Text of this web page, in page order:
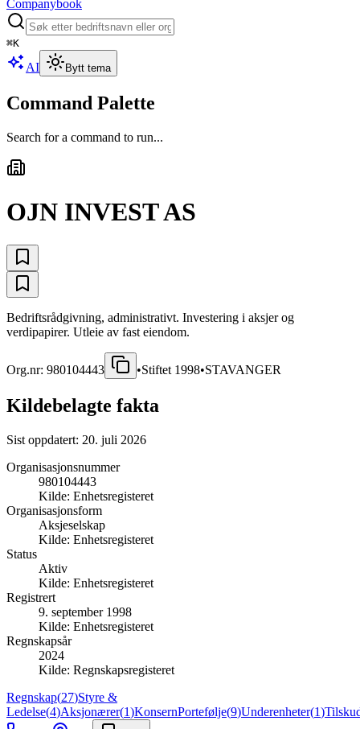
Companybook
⌘K
AI Bytt tema
Command Palette
Search for a command to run...
OJN INVEST AS
Bedriftsrådgivning, administrativt. Investering i aksjer og
verdipapirer. Utleie av fast eiendom.
Org.nr: 980104443 •Stiftet 1998•STAVANGER
Kildebelagte fakta
Sist oppdatert: 20. juli 2026
Organisasjonsnummer
980104443
Kilde: Enhetsregisteret
Organisasjonsform
Aksjeselskap
Kilde: Enhetsregisteret
Status
Aktiv
Kilde: Enhetsregisteret
Registrert
9. september 1998
Kilde: Enhetsregisteret
Regnskapsår
2024
Kilde: Regnskapsregisteret
Regnskap(27)Styre &
Ledelse(4)Aksjonærer(1)KonsernPortefølje(9)Underenheter(1)